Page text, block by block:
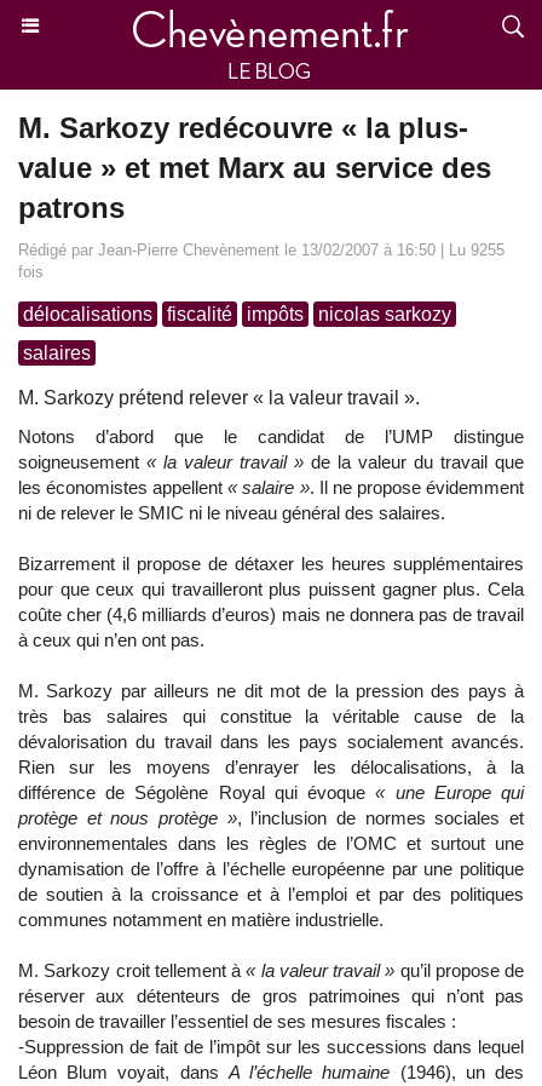
M. Sarkozy redécouvre « la plus-
value » et met Marx au service des
patrons
Rédigé par Jean-Pierre Chevènement le 13/02/2007 à 16:50 | Lu 9255
fois
délocalisations fiscalité impôts
nicolas sarkozy
salaires
M. Sarkozy prétend relever « la valeur travail ».
Notons d’abord que le candidat de l’UMP distingue
soigneusement « la valeur travail » de la valeur du travail que
les économistes appellent« salaire ». Il ne propose évidemment
ni de relever le SMIC ni le niveau général des salaires.
Bizarrement il propose de détaxer les heures supplémentaires
pour que ceux qui travailleront plus puissent gagner plus. Cela
coûte cher (4,6 milliards d’euros) mais ne donnera pas de travail
à ceux qui n’en ont pas.
M. Sarkozy par ailleurs ne dit mot de la pression des pays à
très bas salaires qui constitue la véritable cause de la
dévalorisation du travail dans les pays socialement avancés.
Rien sur les moyens d’enrayer les délocalisations, à la
différence de Ségolène Royal qui évoque« une Europe qui
protège et nous protège », l’inclusion de normes sociales et
environnementales dans les règles de l’OMC et surtout une
dynamisation de l’offre à l’échelle européenne par une politique
de soutien à la croissance et à l’emploi et par des politiques
communes notamment en matière industrielle.
M. Sarkozy croit tellement à« la valeur travail » qu’il propose de
réserver aux détenteurs de gros patrimoines qui n’ont pas
besoin de travailler l’essentiel de ses mesures fiscales :
-Suppression de fait de l’impôt sur les successions dans lequel
Léon Blum voyait, dans A l’échelle humaine (1946), un des